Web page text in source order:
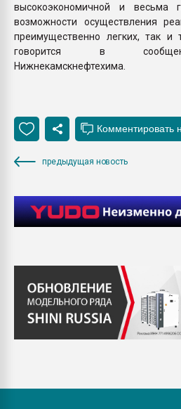
высокоэкономичной и весьма
возможности осуществления
преимущественно легких, так и
говорится в
Нижнекамскнефтехима.
предыдущая новость